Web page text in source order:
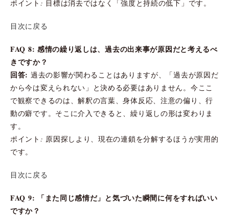
ポイント: 目標は消去ではなく「強度と持続の低下」です。
目次に戻る
FAQ 8: 感情の繰り返しは、過去の出来事が原因だと考えるべ
きですか？
回答: 過去の影響が関わることはありますが、「過去が原因だ
から今は変えられない」と決める必要はありません。今ここ
で観察できるのは、解釈の言葉、身体反応、注意の偏り、行
動の癖です。そこに介入できると、繰り返しの形は変わりま
す。
ポイント: 原因探しより、現在の連鎖を分解するほうが実用的
です。
目次に戻る
FAQ 9: 「また同じ感情だ」と気づいた瞬間に何をすればいい
ですか？